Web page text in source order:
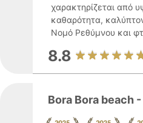
χαρακτηρίζεται από
καθαρότητα,
Νομό Ρεθύμνου και
8.8
Bora Bora beach